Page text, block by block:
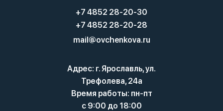
+7 4852 28-20-30
+7 4852 28-20-28
mail@ovchenkova.ru
Адрес: г. Ярославль, ул.
Трефолева, 24а
Время работы: пн-пт
с 9:00 до 18:00